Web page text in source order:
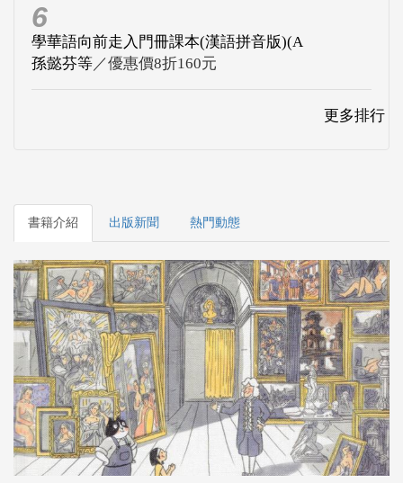
6
學華語向前走入門冊課本(漢語拼音版)(A
孫懿芬等／優惠價8折160元
更多排行
書籍介紹 出版新聞 熱門動態